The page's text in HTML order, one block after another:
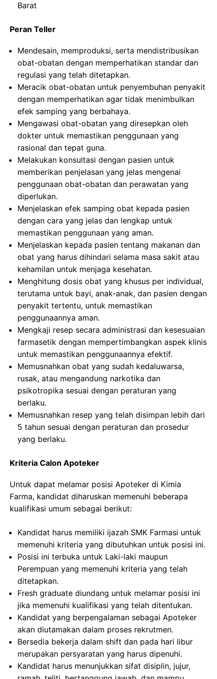
Barat
Peran Teller
Mendesain, memproduksi, serta mendistribusikan
obat-obatan dengan memperhatikan standar dan
regulasi yang telah ditetapkan.
Meracik obat-obatan untuk penyembuhan penyakit
dengan memperhatikan agar tidak menimbulkan
efek samping yang berbahaya.
Mengawasi obat-obatan yang diresepkan oleh
dokter untuk memastikan penggunaan yang
rasional dan tepat guna.
Melakukan konsultasi dengan pasien untuk
memberikan penjelasan yang jelas mengenai
penggunaan obat-obatan dan perawatan yang
diperlukan.
Menjelaskan efek samping obat kepada pasien
dengan cara yang jelas dan lengkap untuk
memastikan penggunaan yang aman.
Menjelaskan kepada pasien tentang makanan dan
obat yang harus dihindari selama masa sakit atau
kehamilan untuk menjaga kesehatan.
Menghitung dosis obat yang khusus per individual,
terutama untuk bayi, anak-anak, dan pasien dengan
penyakit tertentu, untuk memastikan
penggunaannya aman.
Mengkaji resep secara administrasi dan kesesuaian
farmasetik dengan mempertimbangkan aspek klinis
untuk memastikan penggunaannya efektif.
Memusnahkan obat yang sudah kedaluwarsa,
rusak, atau mengandung narkotika dan
psikotropika sesuai dengan peraturan yang
berlaku.
Memusnahkan resep yang telah disimpan lebih dari
5 tahun sesuai dengan peraturan dan prosedur
yang berlaku.
Kriteria Calon Apoteker
Untuk dapat melamar posisi Apoteker di Kimia
Farma, kandidat diharuskan memenuhi beberapa
kualifikasi umum sebagai berikut:
Kandidat harus memiliki ijazah SMK Farmasi untuk
memenuhi kriteria yang dibutuhkan untuk posisi ini.
Posisi ini terbuka untuk Laki-laki maupun
Perempuan yang memenuhi kriteria yang telah
ditetapkan.
Fresh graduate diundang untuk melamar posisi ini
jika memenuhi kualifikasi yang telah ditentukan.
Kandidat yang berpengalaman sebagai Apoteker
akan diutamakan dalam proses rekrutmen.
Bersedia bekerja dalam shift dan pada hari libur
merupakan persyaratan yang harus dipenuhi.
Kandidat harus menunjukkan sifat disiplin, jujur,